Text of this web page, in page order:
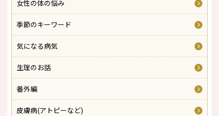
女性の体の悩み
季節のキーワード
気になる病気
生理のお話
番外編
皮膚病(アトピーなど)